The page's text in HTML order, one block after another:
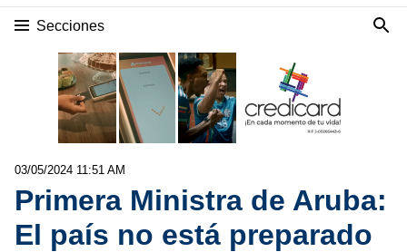
Secciones
03/05/2024 11:51 AM
Primera Ministra de Aruba:
El país no está preparado